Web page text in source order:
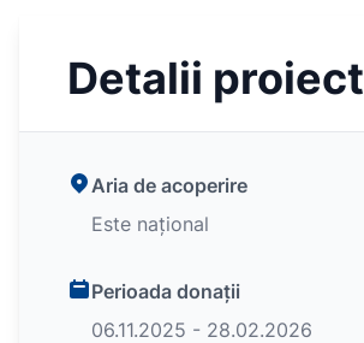
Detalii proiect
Aria de acoperire
Este național
Perioada donații
06.11.2025 - 28.02.2026